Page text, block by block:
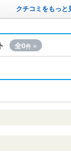
クチコミをもっと
全0件 »